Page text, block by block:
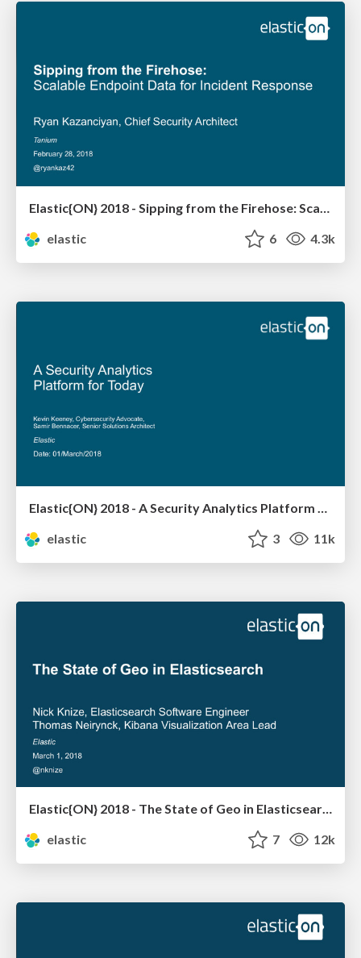
Elastic{ON} 2018 - Sipping from the Firehose: Scalable Endpoint Data for Incident Response
elastic
6 4.3k
Elastic{ON} 2018 - A Security Analytics Platform for Today
elastic
3 11k
Elastic{ON} 2018 - The State of Geo in Elasticsearch
elastic
7 12k